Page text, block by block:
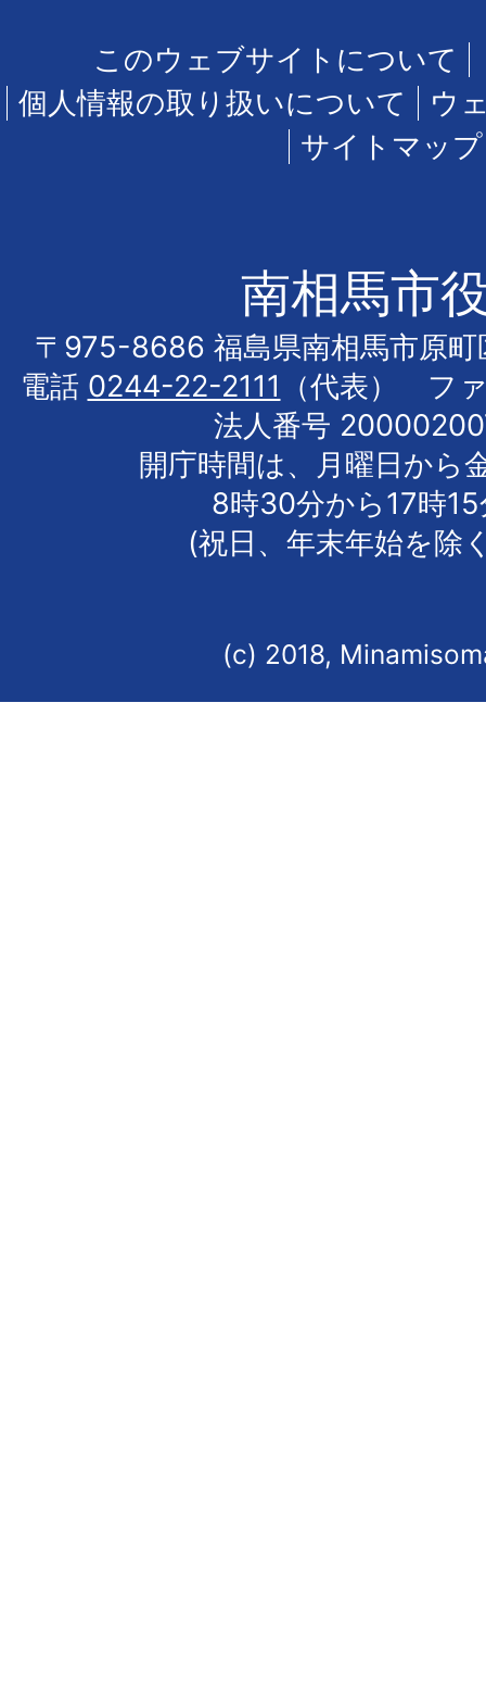
このウェブサイトについて
個人情報の取り扱いについて
ウ
サイトマップ
南相馬市
〒975-8686 福島県南相馬市原町
電話 0244-22-2111
（代表） フ
法人番号
開庁時間は、月曜日から
8時30分から17時
(祝日、年末年始を除
(c) 2018,